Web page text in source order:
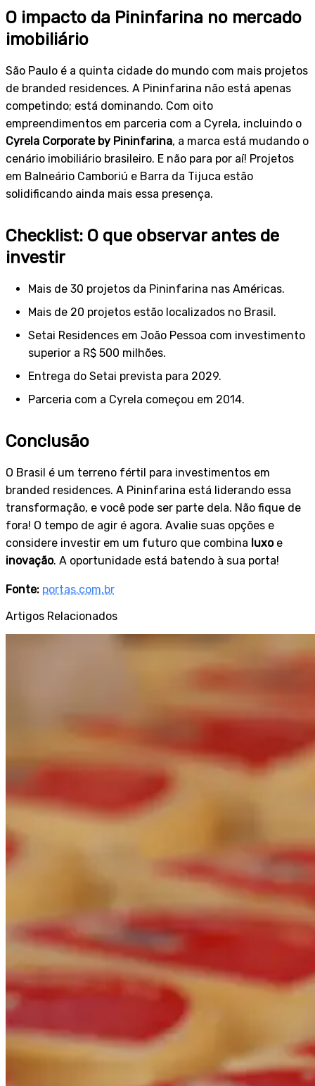
O impacto da Pininfarina no mercado
imobiliário
São Paulo é a quinta cidade do mundo com mais projetos
de branded residences. A Pininfarina não está apenas
competindo; está dominando. Com oito
empreendimentos em parceria com a Cyrela, incluindo o
Cyrela Corporate by Pininfarina, a marca está mudando o
cenário imobiliário brasileiro. E não para por aí! Projetos
em Balneário Camboriú e Barra da Tijuca estão
solidificando ainda mais essa presença.
Checklist: O que observar antes de
investir
Mais de 30 projetos da Pininfarina nas Américas.
Mais de 20 projetos estão localizados no Brasil.
Setai Residences em João Pessoa com investimento
superior a R$ 500 milhões.
Entrega do Setai prevista para 2029.
Parceria com a Cyrela começou em 2014.
Conclusão
O Brasil é um terreno fértil para investimentos em
branded residences. A Pininfarina está liderando essa
transformação, e você pode ser parte dela. Não fique de
fora! O tempo de agir é agora. Avalie suas opções e
considere investir em um futuro que combina luxoe
inovação. A oportunidade está batendo à sua porta!
Fonte: portas.com.br
Artigos Relacionados